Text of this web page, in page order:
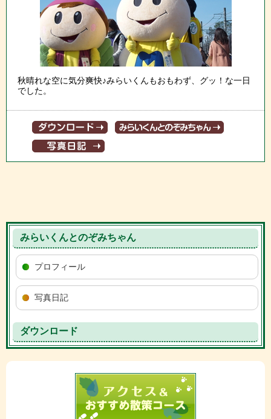
秋晴れな空に気分爽快♪みらいくんもおもわず、グッ！な一日
でした。
みらいくんとのぞみちゃん
プロフィール
写真日記
ダウンロード